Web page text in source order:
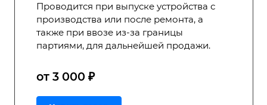
Проводится при выпуске устройства с
производства или после ремонта, а
также при ввозе из-за границы
партиями, для дальнейшей продажи.
от 3 000 ₽